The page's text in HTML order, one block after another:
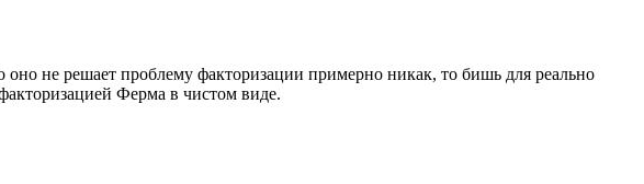
не решает проблему факторизации примерно никак, то бишь для реально
Ферма в чистом виде.